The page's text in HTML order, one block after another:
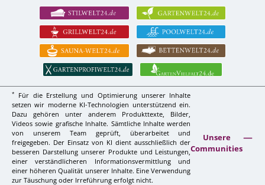
*
Für die Erstellung und Optimierung unserer Inhalte
setzen wir moderne KI-Technologien unterstützend ein.
Dazu gehören unter anderem Produkttexte, Bilder,
Videos sowie grafische Inhalte. Sämtliche Inhalte werden
von unserem Team geprüft, überarbeitet und
freigegeben. Der Einsatz von KI dient ausschließlich der
besseren Darstellung unserer Produkte und Leistungen,
einer verständlicheren Informationsvermittlung und
einer höheren Qualität unserer Inhalte. Eine Verwendung
zur Täuschung oder Irreführung erfolgt nicht.
Unsere
Communities